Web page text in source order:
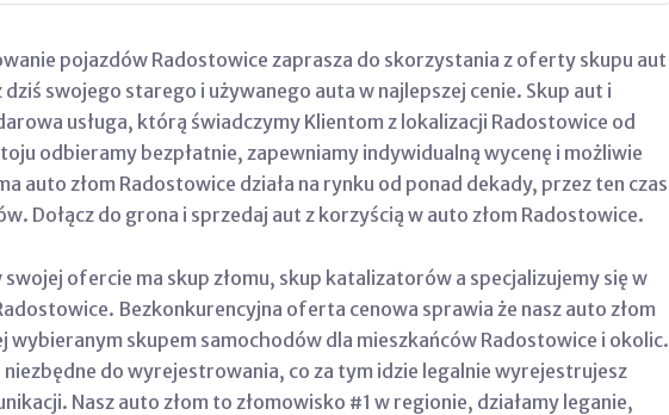
pojazdów Radostowice zaprasza do skorzystania z oferty skupu aut
swojego starego i używanego auta w najlepszej cenie. Skup aut i
usługa, którą świadczymy Klientom z lokalizacji Radostowice od
odbieramy bezpłatnie, zapewniamy indywidualną wycenę i możliwie
auto złom Radostowice działa na rynku od ponad dekady, przez ten czas
Dołącz do grona i sprzedaj aut z korzyścią w auto złom Radostowice.
ofercie ma skup złomu, skup katalizatorów a specjalizujemy się w
Bezkonkurencyjna oferta cenowa sprawia że nasz auto złom
wybieranym skupem samochodów dla mieszkańców Radostowice i okolic.
do wyrejestrowania, co za tym idzie legalnie wyrejestrujesz
Nasz auto złom to złomowisko #1 w regionie, działamy leganie,